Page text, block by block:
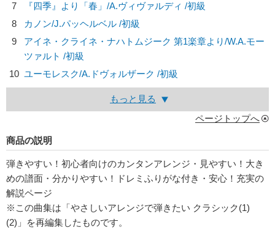
7
『四季』より「春」/A.ヴィヴァルディ /初級
8
カノン/J.パッヘルベル /初級
9
アイネ・クライネ・ナハトムジーク 第1楽章より/W.A.モー
ツァルト /初級
10 ユーモレスク/A.ドヴォルザーク /初級
もっと見る
ページトップへ
商品の説明
弾きやすい！初心者向けのカンタンアレンジ・見やすい！大き
めの譜面・分かりやすい！ドレミふりがな付き・安心！充実の
解説ページ
※この曲集は「やさしいアレンジで弾きたい クラシック(1)
(2)」を再編集したものです。